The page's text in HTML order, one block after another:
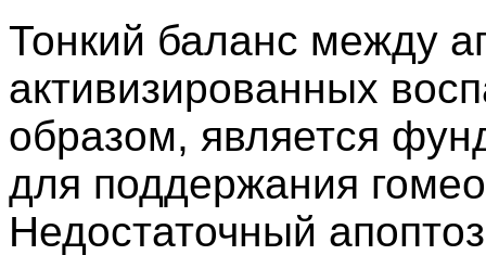
Тонкий баланс между
активизированных
образом, является
для поддержания
Недостаточный